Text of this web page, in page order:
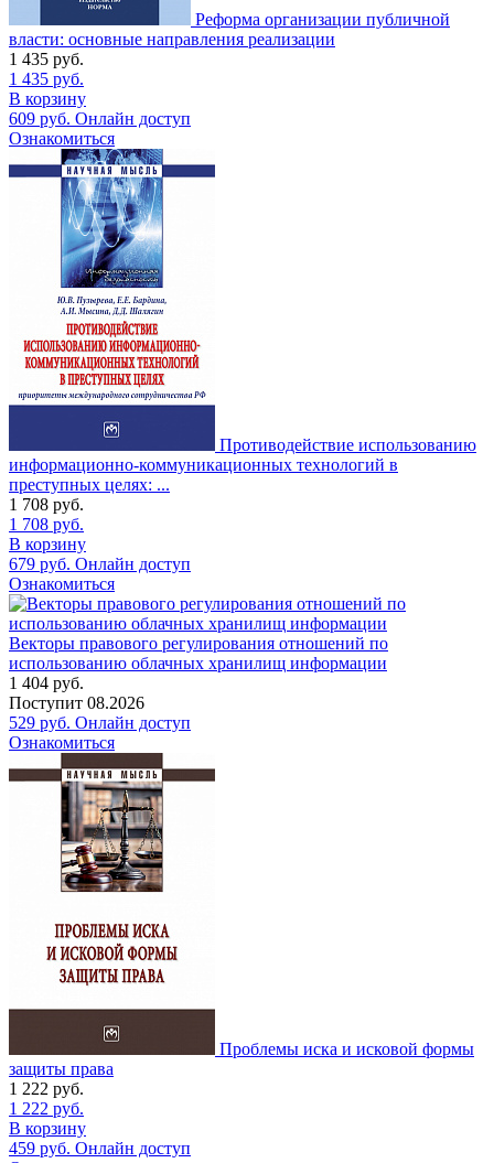
Реформа организации публичной
власти: основные направления реализации
1 435 руб.
1 435 руб.
В корзину
609 руб. Онлайн доступ
Ознакомиться
Противодействие использованию
информационно-коммуникационных технологий в
преступных целях: ...
1 708 руб.
1 708 руб.
В корзину
679 руб. Онлайн доступ
Ознакомиться
Векторы правового регулирования отношений по
использованию облачных хранилищ информации
1 404 руб.
Поступит 08.2026
529 руб. Онлайн доступ
Ознакомиться
Проблемы иска и исковой формы
защиты права
1 222 руб.
1 222 руб.
В корзину
459 руб. Онлайн доступ